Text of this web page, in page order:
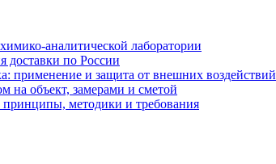
аналитической лаборатории
доставки по России
применение и защита от внешних воздействий
на объект, замерами и сметой
принципы, методики и требования